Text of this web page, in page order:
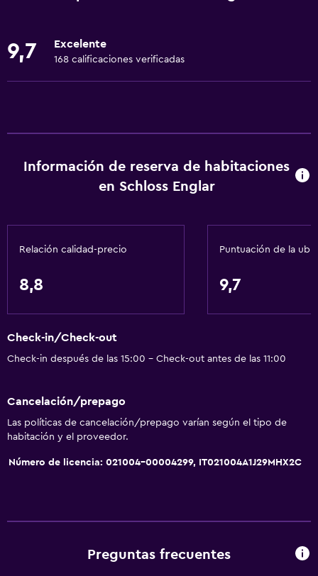
Extinguidor
Gel de ducha
Baño
Ducha
Secador de pelo
Aseo
Ducha italiana
Bar/lounge
La comida se puede entregar en el alojamiento
9,7 Excelente
168 calificaciones verificadas
Información de reserva de habitaciones
en Schloss Englar
Relación calidad-precio
8,8
Puntuación de la
9,7
Check-in/Check-out
Check-in después de las 15:00 - Check-out antes de las 11:00
Cancelación/prepago
Las políticas de cancelación/prepago varían según el tipo de
habitación y el proveedor.
Número de licencia: 021004-00004299, IT021004A1J29MHX2C
Preguntas frecuentes